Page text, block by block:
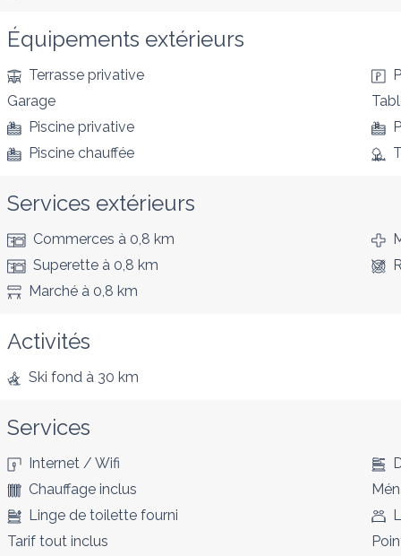
Équipements extérieurs
Terrasse privative
Garage
Piscine privative
Piscine chauffée
Services extérieurs
Commerces à 0,8 km
Superette à 0,8 km
Marché à 0,8 km
Activités
Ski fond à 30 km
Services
Internet / Wifi
Chauffage inclus
Linge de toilette fourni
Tarif tout inclus